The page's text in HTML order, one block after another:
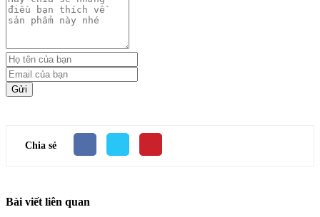
Gửi
Chia sẻ
Bài viết liên quan